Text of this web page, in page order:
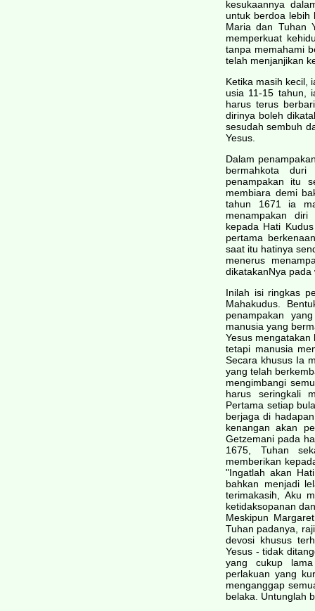
kesukaannya
untuk berdoa lebih
Maria dan Tuhan
memperkuat
tanpa memahami
telah menjanjikan
Ketika masih kecil,
usia 11-15 tahun,
harus terus
dirinya boleh
sesudah sembuh
Yesus.
Dalam
bermahkota duri
penampakan itu
membiara demi
tahun 1671 ia
menampakan
kepada Hati
pertama
saat itu hatinya
menerus
dikatakanNya
Inilah isi ringkas
Mahakudus.
penampakan
manusia yang
Yesus
tetapi manusia
Secara khusus Ia
yang telah
mengimbangi
harus seringkali
Pertama setiap
berjaga di
kenangan akan
Getzemani pada
1675, Tuhan
memberikan
"Ingatlah akan
bahkan menjadi
terimakasih, Aku
ketidaksopanan
Meskipun
Tuhan padanya,
devosi khusus
Yesus - tidak
yang cukup
perlakuan yang
menganggap
belaka. Untunglah